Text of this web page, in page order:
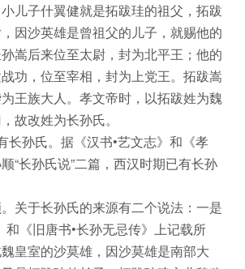
儿子什翼健就是拓跋珪的祖父，拓跋
因沙英雄是曾祖父的儿子，就赐他的
嵩后来位至太尉，封为北平王；他的
功，位至宰相，封为上党王。拓跋嵩
王族大人。孝文帝时，以拓跋姓为魏
故改姓为长孙氏。
长孙氏。据《汉书•艺文志》和《孝
“长孙氏说”二篇，西汉时期已有长孙
关于长孙氏的来源有二个说法：一是
和《旧唐书•长孙无忌传》上记载所
皇室的沙莫雄，因沙莫雄是南部大